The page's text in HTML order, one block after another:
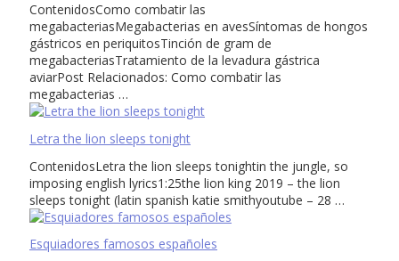
ContenidosComo combatir las
megabacteriasMegabacterias en avesSíntomas de hongos
gástricos en periquitosTinción de gram de
megabacteriasTratamiento de la levadura gástrica
aviarPost Relacionados: Como combatir las
megabacterias …
Letra the lion sleeps tonight
ContenidosLetra the lion sleeps tonightin the jungle, so
imposing english lyrics1:25the lion king 2019 – the lion
sleeps tonight (latin spanish katie smithyoutube – 28 …
Esquiadores famosos españoles